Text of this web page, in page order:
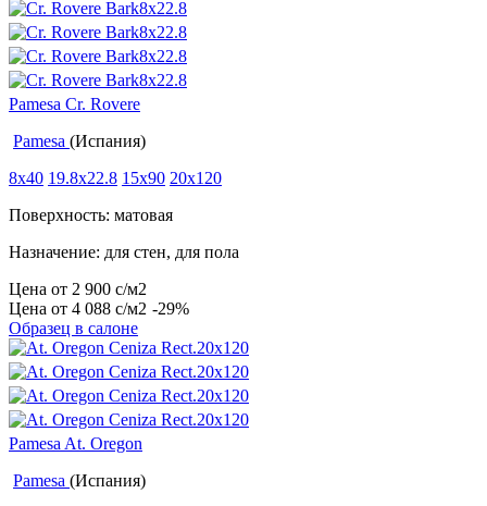
Pamesa Cr. Rovere
Pamesa (Испания)
8x40 19.8x22.8 15x90 20x120
Поверхность: матовая
Назначение: для стен, для пола
Цена от 2 900 c/м2
Цена от 4 088 c/м2 -29%
Образец в салоне
Pamesa At. Oregon
Pamesa (Испания)